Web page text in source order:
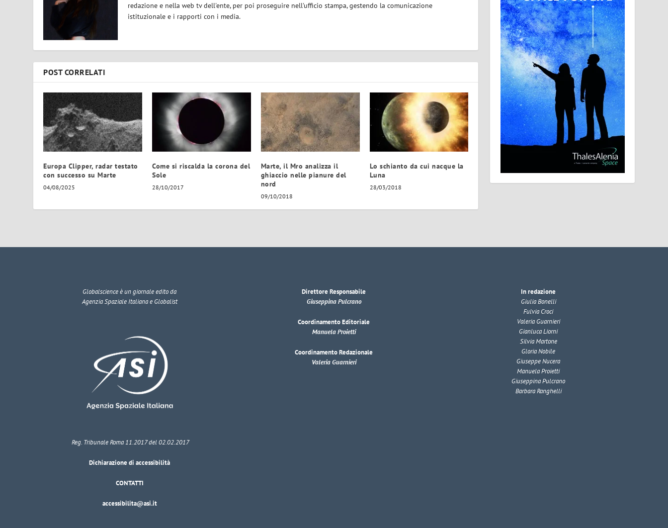
redazione e nella web tv dell'ente, per poi proseguire nell'ufficio stampa, gestendo la comunicazione
istituzionale e i rapporti con i media.
POST CORRELATI
Europa Clipper, radar testato
con successo su Marte
04/08/2025
Come si riscalda la corona del
Sole
28/10/2017
Marte, il Mro analizza il
ghiaccio nelle pianure del
nord
09/10/2018
Lo schianto da cui nacque la
Luna
28/03/2018
Globalscienceè un giornale edito da
Agenzia Spaziale Italiana e Globalist
Reg. Tribunale Roma 11.2017 del 02.02.2017
Dichiarazione di accessibilità
CONTATTI
accessibilita@asi.it
Direttore Responsabile
Giuseppina Pulcrano
Coordinamento Editoriale
Manuela Proietti
Coordinamento Redazionale
Valeria Guarnieri
In redazione
Giulia Bonelli
Fulvia Croci
Valeria Guarnieri
Gianluca Liorni
Silvia Martone
Gloria Nobile
Giuseppe Nucera
Manuela Proietti
Giuseppina Pulcrano
Barbara Ranghelli